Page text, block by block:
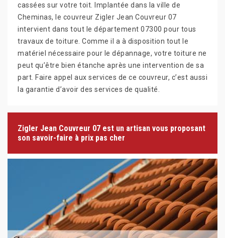
cassées sur votre toit. Implantée dans la ville de
Cheminas, le couvreur Zigler Jean Couvreur 07
intervient dans tout le département 07300 pour tous
travaux de toiture. Comme il a à disposition tout le
matériel nécessaire pour le dépannage, votre toiture ne
peut qu’être bien étanche après une intervention de sa
part. Faire appel aux services de ce couvreur, c’est aussi
la garantie d’avoir des services de qualité.
Zigler Jean Couvreur 07 est un artisan vous proposant
son savoir-faire à prix pas cher